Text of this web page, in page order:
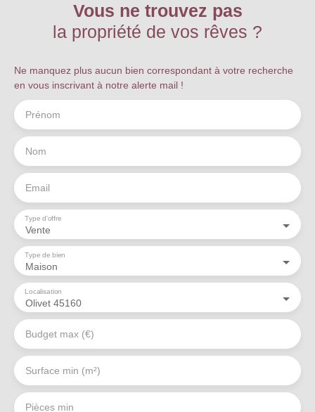
Vous ne trouvez pas
la propriété de vos rêves ?
Ne manquez plus aucun bien correspondant à votre recherche
en vous inscrivant à notre alerte mail !
Prénom
Nom
Email
Vente
Type d'offre
Maison
Type de bien
Olivet 45160
Localisation
Budget max (€)
Surface min (m²)
Pièces min